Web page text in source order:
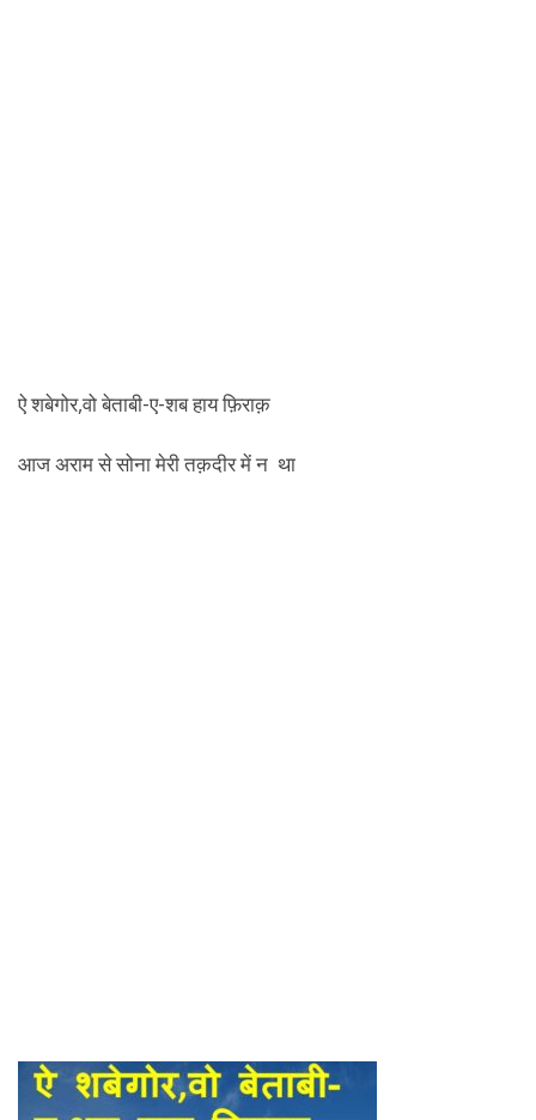
ऐ शबेगोर,वो बेताबी-ए-शब हाय फ़िराक़
आज अराम से सोना मेरी तक़दीर में न था